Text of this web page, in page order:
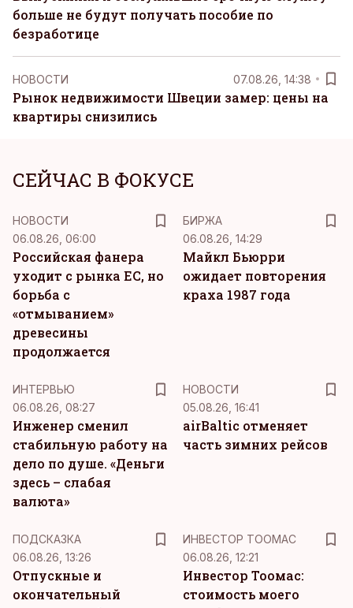
больше не будут получать пособие по
безработице
НОВОСТИ 07.08.26, 14:38
Рынок недвижимости Швеции замер: цены на
квартиры снизились
СЕЙЧАС В ФОКУСЕ
НОВОСТИ
06.08.26, 06:00
Российская фанера
уходит с рынка ЕС, но
борьба с
«отмыванием»
древесины
продолжается
БИРЖА
06.08.26, 14:29
Майкл Бьюрри
ожидает повторения
краха 1987 года
ИНТЕРВЬЮ
06.08.26, 08:27
Инженер сменил
стабильную работу на
дело по душе. «Деньги
здесь – слабая
валюта»
НОВОСТИ
05.08.26, 16:41
airBaltic отменяет
часть зимних рейсов
ПОДСКАЗКА
06.08.26, 13:26
Отпускные и
окончательный
ИНВЕСТОР ТООМАС
06.08.26, 12:21
Инвестор Тоомас:
стоимость моего